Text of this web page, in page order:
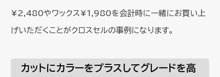
¥2,480やワックス¥1,980を会計時に一緒にお買い上
げいただくことがクロスセルの事例になります。
カットにカラーをプラスしてグレードを高